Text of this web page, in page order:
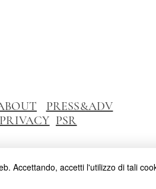
PRESS&ADV
PRIVACY PSR
Accettando, accetti l'utilizzo di tali